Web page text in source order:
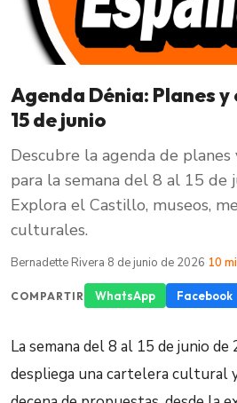
Agenda Dénia: Planes
15 de junio
Descubre la agenda de planes
para la semana del 8 al 15 de
Explora el Castillo, museos,
culturales.
Bernadette Rivera·8 de junio de 2026·10
COMPARTIR WhatsApp Facebook
La semana del 8 al 15 de junio de
despliega una cartelera cultural